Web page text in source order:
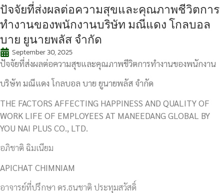
ปัจจัยที่ส่งผลต่อความสุขและคุณภาพชีวิตการ
ทำงานของพนักงานบริษัท มณีแดง โกลบอล
บาย ยูนายพลัส จำกัด
September 30, 2025
ปัจจัยที่ส่งผลต่อความสุขและคุณภาพชีวิตการทำงานของพนักงาน
บริษัท มณีแดง โกลบอล บาย ยูนายพลัส จำกัด
THE FACTORS AFFECTING HAPPINESS AND QUALITY OF
WORK LIFE OF EMPLOYEES AT MANEEDANG GLOBAL BY
YOU NAI PLUS CO., LTD.
อภิชาติ ฉิมเนียม
APICHAT CHIMNIAM
อาจารย์ที่ปรึกษา ดร.ธนชาติ ประทุมสวัสดิ์